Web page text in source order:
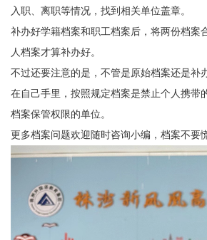
入职、离职等情况，找到相关单位盖章。
补办好学籍档案和职工档案后，将两份档案
人档案才算补办好。
不过还要注意的是，不管是原始档案还是补
在自己手里，按照规定档案是禁止个人携带
档案保管权限的单位。
更多档案问题欢迎随时咨询小编，档案不要